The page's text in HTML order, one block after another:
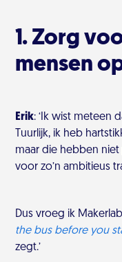
1. Zorg
mensen
Erik: ‘Ik wist meteen
Tuurlijk, ik heb
maar die hebben niet
voor zo’n ambitieus
Dus vroeg ik
the bus before you
zegt.’